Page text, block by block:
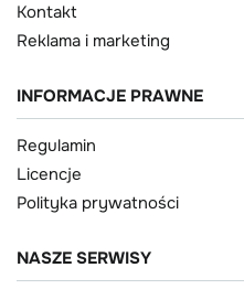
Kontakt
Reklama i marketing
INFORMACJE PRAWNE
Regulamin
Licencje
Polityka prywatności
NASZE SERWISY